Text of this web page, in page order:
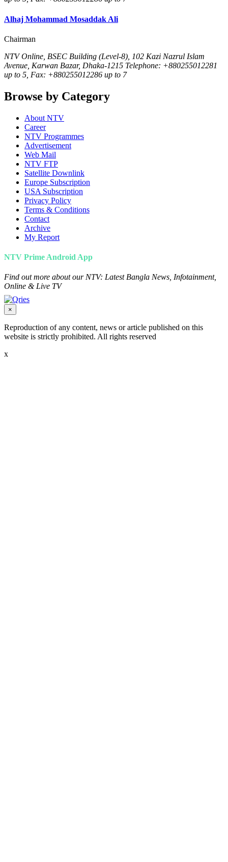
Alhaj Mohammad Mosaddak Ali
Chairman
NTV Online, BSEC Building (Level-8), 102 Kazi Nazrul Islam
Avenue, Karwan Bazar, Dhaka-1215 Telephone: +880255012281
up to 5, Fax: +880255012286 up to 7
Browse by Category
About NTV
Career
NTV Programmes
Advertisement
Web Mail
NTV FTP
Satellite Downlink
Europe Subscription
USA Subscription
Privacy Policy
Terms & Conditions
Contact
Archive
My Report
NTV Prime Android App
Find out more about our NTV: Latest Bangla News, Infotainment,
Online & Live TV
×
Reproduction of any content, news or article published on this
website is strictly prohibited. All rights reserved
x